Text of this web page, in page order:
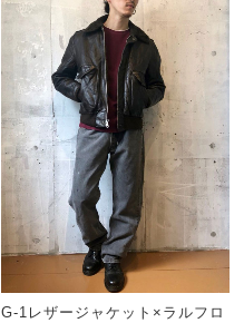
G-1レザージャケット×ラルフロ